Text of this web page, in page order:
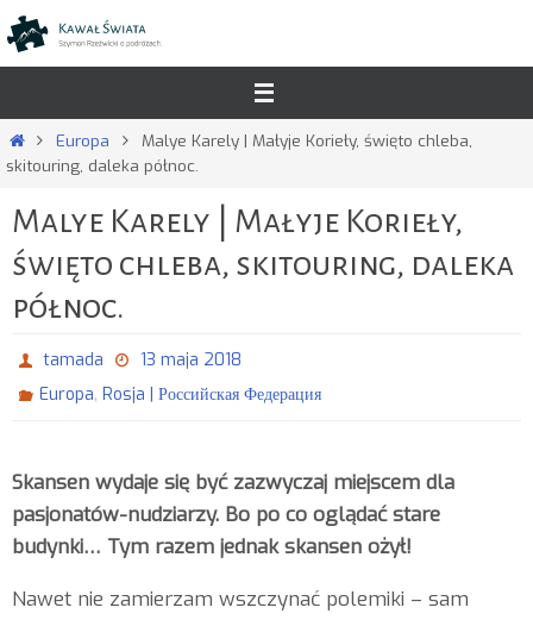
Przejdź
do
Strona
główna
Europa
Malye Karely | Małyje Korieły, święto chleba,
skitouring, daleka północ.
Malye Karely | Małyje Korieły,
święto chleba, skitouring, daleka
północ.
tamada
13 maja 2018
Europa,Rosja | Российская Федерация
Skansen wydaje się być zazwyczaj miejscem dla
pasjonatów-nudziarzy. Bo po co oglądać stare
budynki… Tym razem jednak skansen ożył!
Nawet nie zamierzam wszczynać polemiki – sam